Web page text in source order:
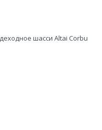
шасси Altai Corbu